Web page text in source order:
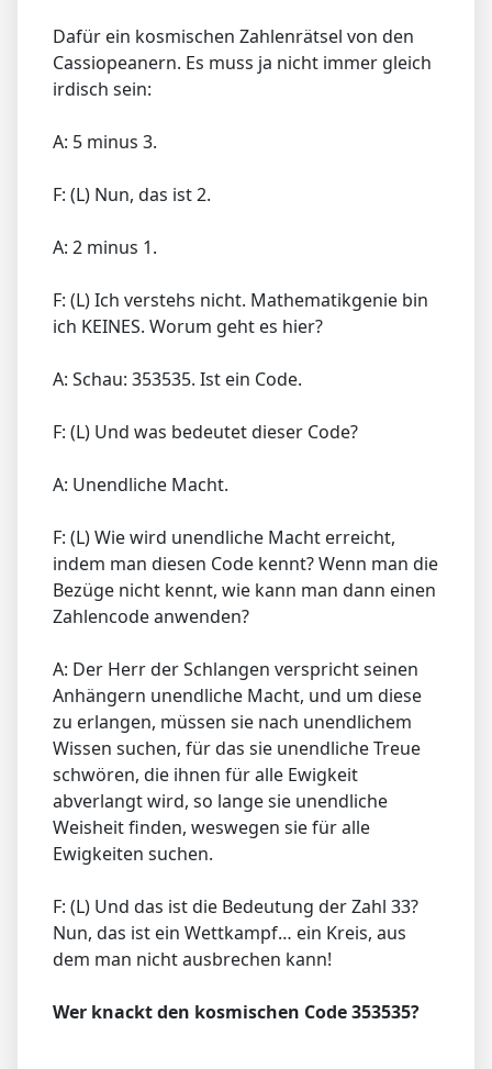
Dafür ein kosmischen Zahlenrätsel von den
Cassiopeanern. Es muss ja nicht immer gleich
irdisch sein:
A: 5 minus 3.
F: (L) Nun, das ist 2.
A: 2 minus 1.
F: (L) Ich verstehs nicht. Mathematikgenie bin
ich KEINES. Worum geht es hier?
A: Schau: 353535. Ist ein Code.
F: (L) Und was bedeutet dieser Code?
A: Unendliche Macht.
F: (L) Wie wird unendliche Macht erreicht,
indem man diesen Code kennt? Wenn man die
Bezüge nicht kennt, wie kann man dann einen
Zahlencode anwenden?
A: Der Herr der Schlangen verspricht seinen
Anhängern unendliche Macht, und um diese
zu erlangen, müssen sie nach unendlichem
Wissen suchen, für das sie unendliche Treue
schwören, die ihnen für alle Ewigkeit
abverlangt wird, so lange sie unendliche
Weisheit finden, weswegen sie für alle
Ewigkeiten suchen.
F: (L) Und das ist die Bedeutung der Zahl 33?
Nun, das ist ein Wettkampf… ein Kreis, aus
dem man nicht ausbrechen kann!
Wer knackt den kosmischen Code 353535?